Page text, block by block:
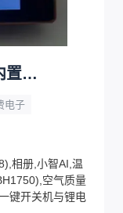
基于ESP32的内置小智AI的相机
电子
相册,小智AI,温
空气质量
键开关机与锂电